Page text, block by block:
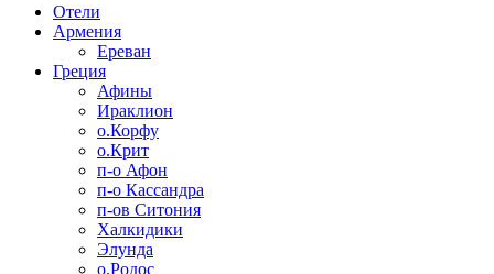
Отели
Армения
Ереван
Греция
Афины
Ираклион
о.Корфу
о.Крит
п-о Афон
п-о Кассандра
п-ов Ситония
Халкидики
Элунда
о.Родос